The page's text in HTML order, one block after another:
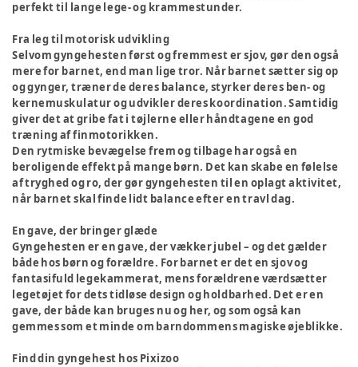
perfekt til lange lege- og krammestunder.
Fra leg til motorisk udvikling
Selvom gyngehesten først og fremmest er sjov, gør den også
mere for barnet, end man lige tror. Når barnet sætter sig op
og gynger, træner de deres balance, styrker deres ben- og
kernemuskulatur og udvikler deres koordination. Samtidig
giver det at gribe fat i tøjlerne eller håndtagene en god
træning af finmotorikken.
Den rytmiske bevægelse frem og tilbage har også en
beroligende effekt på mange børn. Det kan skabe en følelse
af tryghed og ro, der gør gyngehesten til en oplagt aktivitet,
når barnet skal finde lidt balance efter en travl dag.
En gave, der bringer glæde
Gyngehesten er en gave, der vækker jubel – og det gælder
både hos børn og forældre. For barnet er det en sjov og
fantasifuld legekammerat, mens forældrene værdsætter
legetøjet for dets tidløse design og holdbarhed. Det er en
gave, der både kan bruges nu og her, og som også kan
gemmes som et minde om barndommens magiske øjeblikke.
Find din gyngehest hos Pixizoo